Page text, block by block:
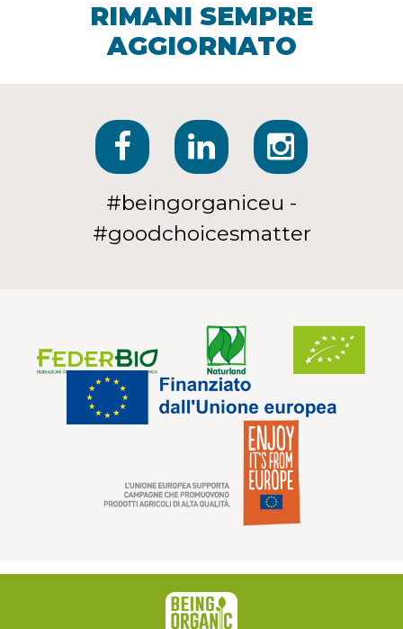
RIMANI SEMPRE
AGGIORNATO
#beingorganiceu -
#goodchoicesmatter